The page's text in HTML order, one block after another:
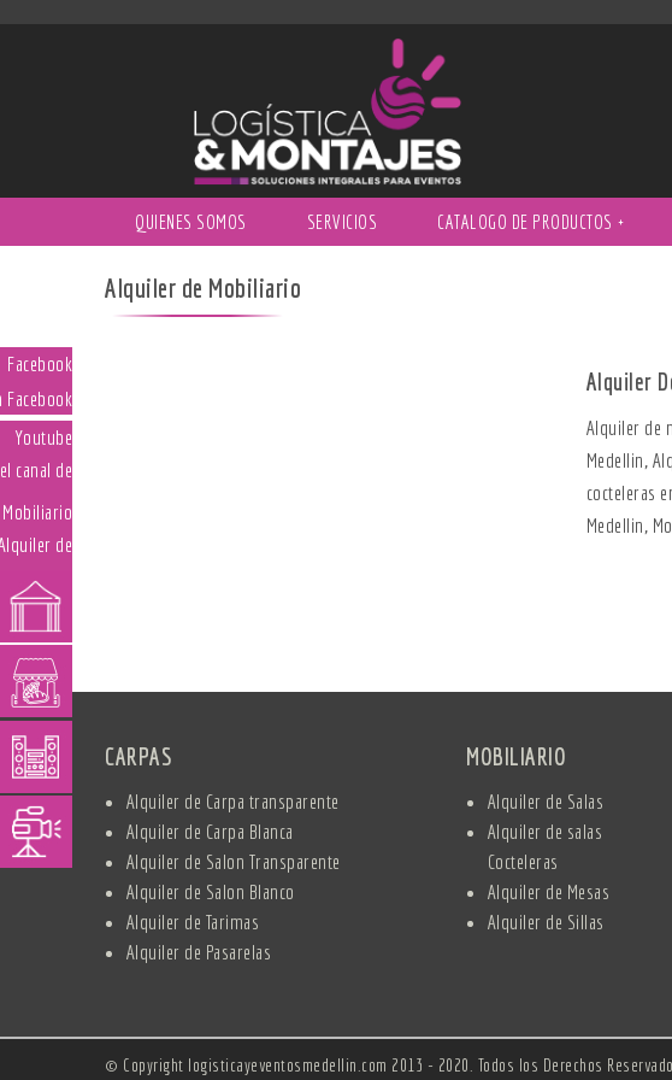
Facebook
Youtube
Mobiliario
QUIENES SOMOS SERVICIOS CATALOGO DE PRODUCTOS +
Alquiler de Mobiliario
Alquiler
Alquiler de
Medellin,
cocteleras
Medellin,
CARPAS
Alquiler de Carpa transparente
Alquiler de Carpa Blanca
Alquiler de Salon Transparente
Alquiler de Salon Blanco
Alquiler de Tarimas
Alquiler de Pasarelas
MOBILIARIO
Alquiler de Salas
Alquiler de salas
Cocteleras
Alquiler de Mesas
Alquiler de Sillas
© Copyright logisticayeventosmedellin.com 2013 - 2020. Todos los Derechos